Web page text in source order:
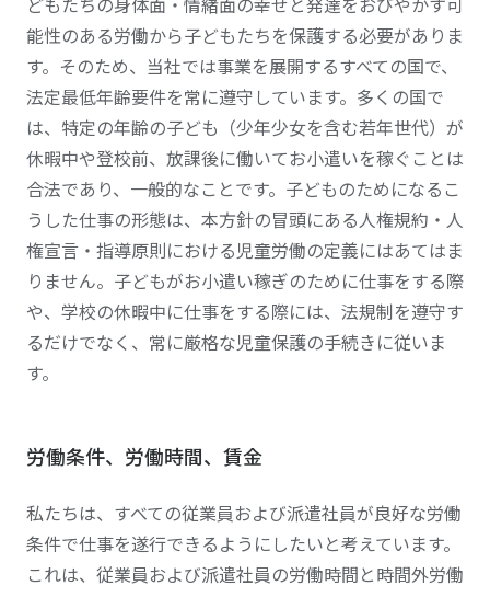
どもたちの身体面・情緒面の幸せと発達をおびやかす可
能性のある労働から子どもたちを保護する必要がありま
す。そのため、当社では事業を展開するすべての国で、
法定最低年齢要件を常に遵守しています。多くの国で
は、特定の年齢の子ども（少年少女を含む若年世代）が
休暇中や登校前、放課後に働いてお小遣いを稼ぐことは
合法であり、一般的なことです。子どものためになるこ
うした仕事の形態は、本方針の冒頭にある人権規約・人
権宣言・指導原則における児童労働の定義にはあてはま
りません。子どもがお小遣い稼ぎのために仕事をする際
や、学校の休暇中に仕事をする際には、法規制を遵守す
るだけでなく、常に厳格な児童保護の手続きに従いま
す。
労働条件、労働時間、賃金
私たちは、すべての従業員および派遣社員が良好な労働
条件で仕事を遂行できるようにしたいと考えています。
これは、従業員および派遣社員の労働時間と時間外労働